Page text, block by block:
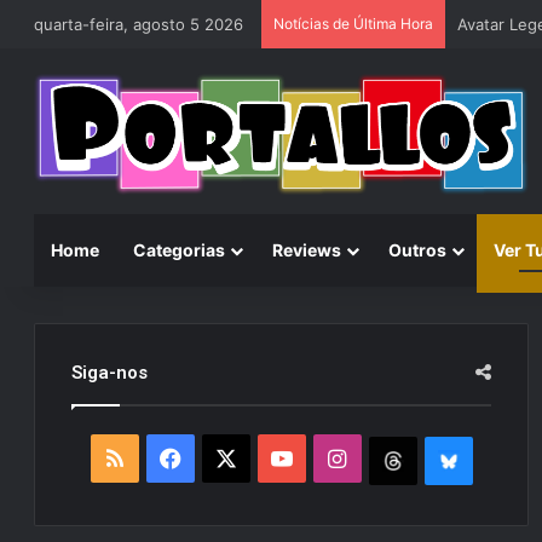
quarta-feira, agosto 5 2026 Notícias de Última Hora
Home Categorias Reviews Outros Ver
Siga-nos
R
F
Y
I